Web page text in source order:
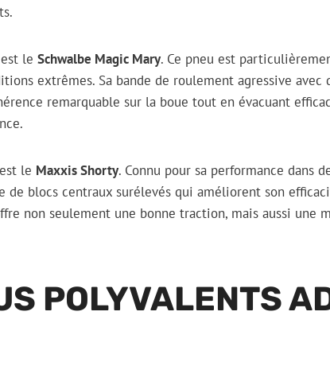
le Schwalbe Magic Mary. Ce pneu est
extrêmes. Sa bande de roulement agressive avec
remarquable sur la boue tout en évacuant
le Maxxis Shorty. Connu pour sa performance dans
de blocs centraux surélevés qui améliorent son
non seulement une bonne traction, mais aussi une
POLYVALENTS